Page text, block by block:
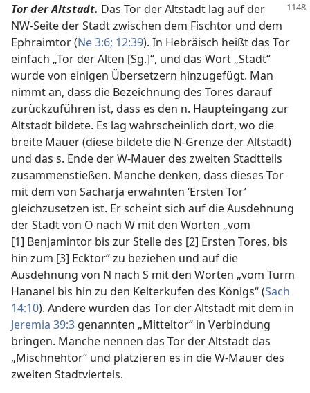
Tor der Altstadt. Das Tor der Altstadt lag auf der
NW-Seite der Stadt zwischen dem Fischtor und dem
Ephraimtor (Ne 3:6; 12:39). In Hebräisch heißt das Tor
einfach „Tor der Alten [Sg.]“, und das Wort „Stadt“
wurde von einigen Übersetzern hinzugefügt. Man
nimmt an, dass die Bezeichnung des Tores darauf
zurückzuführen ist, dass es den n. Haupteingang zur
Altstadt bildete. Es lag wahrscheinlich dort, wo die
breite Mauer (diese bildete die N-Grenze der Altstadt)
und das s. Ende der W-Mauer des zweiten Stadtteils
zusammenstießen. Manche denken, dass dieses Tor
mit dem von Sacharja erwähnten ‘Ersten Tor’
gleichzusetzen ist. Er scheint sich auf die Ausdehnung
der Stadt von O nach W mit den Worten „vom
[1] Benjamintor bis zur Stelle des [2] Ersten Tores, bis
hin zum [3] Ecktor“ zu beziehen und auf die
Ausdehnung von N nach S mit den Worten „vom Turm
Hananel bis hin zu den Kelterkufen des Königs“ (Sach
14:10). Andere würden das Tor der Altstadt mit dem in
Jeremia 39:3 genannten „Mitteltor“ in Verbindung
bringen. Manche nennen das Tor der Altstadt das
„Mischnehtor“ und platzieren es in die W-Mauer des
zweiten Stadtviertels.